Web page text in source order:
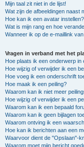
Mijn taal zit niet in de lijst!
Wat zijn de afbeeldingen naast
Hoe kan ik een avatar instellen?
Wat is mijn rang en hoe
Wanneer ik op de e-maillink
Vragen in verband met het
Hoe plaats ik een onderwerp
Hoe wijzig of verwijder ik een
Hoe voeg ik een onderschrift
Hoe maak ik een peiling?
Waarom kan ik niet meer
Hoe wijzig of verwijder ik een
Waarom kan ik een bepaald
Waarom kan ik geen bijlagen
Waarom ontving ik een
Hoe kan ik berichten aan een
Waarvoor dient de "Opslaan"-
Waarom moet mijn bericht